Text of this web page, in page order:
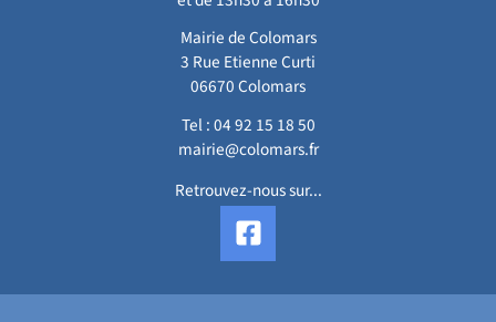
Mairie de Colomars
3 Rue Etienne Curti
06670 Colomars
Tel :04 92 15 18 50
mairie@colomars.fr
Retrouvez-nous sur...
F
a
c
e